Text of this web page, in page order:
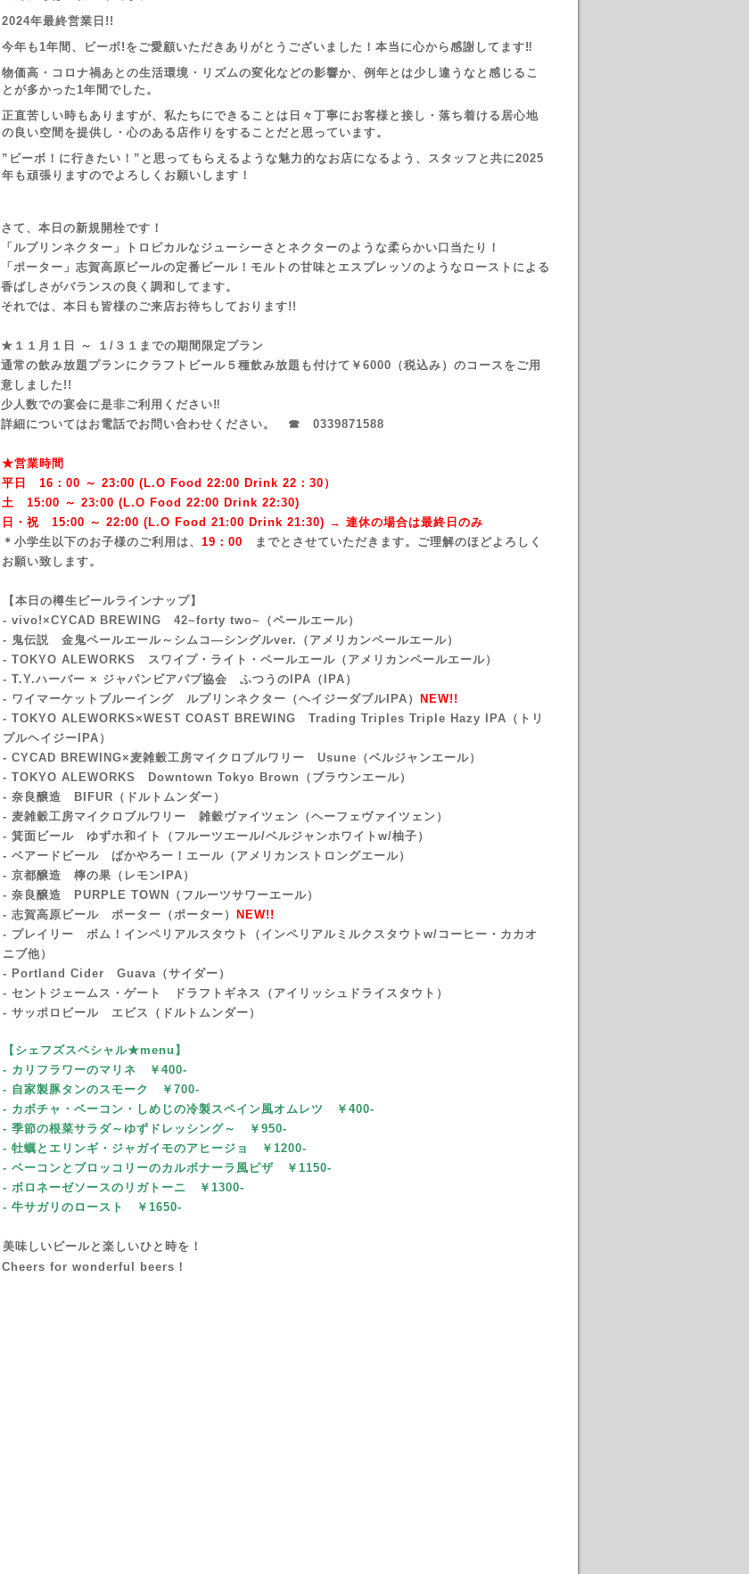
2024年最終営業日!!
今年も1年間、ビーボ!をご愛顧いただきありがとうございました！本当に心から感謝してます‼
物価高・コロナ禍あとの生活環境・リズムの変化などの影響か、例年とは少し違うなと感じるこ
とが多かった1年間でした。
正直苦しい時もありますが、私たちにできることは日々丁寧にお客様と接し・落ち着ける居心地
の良い空間を提供し・心のある店作りをすることだと思っています。
”ビーボ！に行きたい！”と思ってもらえるような魅力的なお店になるよう、スタッフと共に2025
年も頑張りますのでよろしくお願いします！
さて、本日の新規開栓です！
「ルプリンネクター」トロピカルなジューシーさとネクターのような柔らかい口当たり！
「ポーター」志賀高原ビールの定番ビール！モルトの甘味とエスプレッソのようなローストによる
香ばしさがバランスの良く調和してます。
それでは、本日も皆様のご来店お待ちしております!!
★１１月１日 ～ １/３１までの期間限定プラン
通常の飲み放題プランにクラフトビール５種飲み放題も付けて￥6000（税込み）のコースをご用
意しました!!
少人数での宴会に是非ご利用ください‼
詳細についてはお電話でお問い合わせください。 ☎ 0339871588
★営業時間
平日 16：00 ～ 23:00 (L.O Food 22:00 Drink 22：30）
土 15:00 ～ 23:00 ( L.O Food 22:00 Drink 22:30)
日・祝 15:00 ～ 22:00 ( L.O Food 21:00 Drink 21:30) → 連休の場合は最終日のみ
＊小学生以下のお子様のご利用は、 19：00
までとさせていただきます。ご理解のほどよろしく
お願い致します。
【本日の樽生ビールラインナップ】
- vivo!×CYCAD BREWING 42~forty two~
（ペールエール）
- 鬼伝説 金鬼ペールエール～シムコ―シングルver.（アメリカンペールエール）
- TOKYO ALEWORKS スワイプ・ライト・ペールエール （アメリカンペールエール）
- T.Y.ハーバー × ジャパンビアパブ協会 ふつうのIPA （IPA）
- ワイマーケットブルーイング ルプリンネクター（ヘイジーダブルIPA）
NEW!!
- TOKYO ALEWORKS×WEST COAST BREWING Trading Triples Triple Hazy IPA（トリ
プルヘイジーIPA）
- CYCAD BREWING×麦雑穀工房マイクロブルワリー Usune（ベルジャンエール）
- TOKYO ALEWORKS Downtown Tokyo Brown
（ブラウンエール）
- 奈良醸造 BIFUR（ドルトムンダー ）
- 麦雑穀工房マイクロブルワリー 雑穀ヴァイツェン（ヘーフェヴァイツェン）
- 箕面ビール ゆずホ和イト（フルーツエール/ベルジャンホワイトw/柚子）
- ベアードビール ばかやろー！エール（アメリカンストロングエール）
‐ 京都醸造 檸の果（レモンIPA）
- 奈良醸造 PURPLE TOWN（フルーツサワーエール）
- 志賀高原ビール ポーター（ポーター）
NEW!!
‐ プレイリー ボム！インペリアルスタウト
（インペリアルミルクスタウトw/コーヒー・カカオ
ニブ他）
- Portland Cider Guava（サイダー）
- セントジェームス・ゲート ドラフトギネス（アイリッシュドライスタウト）
- サッポロビール エビス（ドルトムンダー）
【シェフズスペシャル★menu 】
- カリフラワーのマリネ ￥400-
- 自家製豚タンのスモーク
￥700-
- カボチャ・ベーコン・しめじの冷製スペイン風オムレツ ￥400-
- 季節の根菜サラダ～ゆずドレッシング～
￥950-
- 牡蠣とエリンギ・ジャガイモのアヒージョ ￥1200-
- ベーコンとブロッコリーのカルボナーラ風ピザ ￥1150-
- ボロネーゼソースのリガトーニ ￥1300-
- 牛サガリのロースト
￥1650-
美味しいビールと楽しいひと時を！
Cheers for wonderful beers！